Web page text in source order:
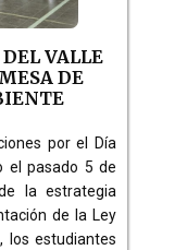
VALLE
DE
por el Día
el pasado 5 de
la estrategia
de la Ley
los estudiantes